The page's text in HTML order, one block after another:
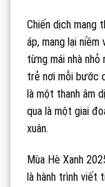
Chiến dịch mang
áp, mang lại
từng mái nhà nhỏ
trẻ nơi mỗi bước
là một thanh âm
qua là một giai
xuân.
Mùa Hè Xanh
là hành trình viết